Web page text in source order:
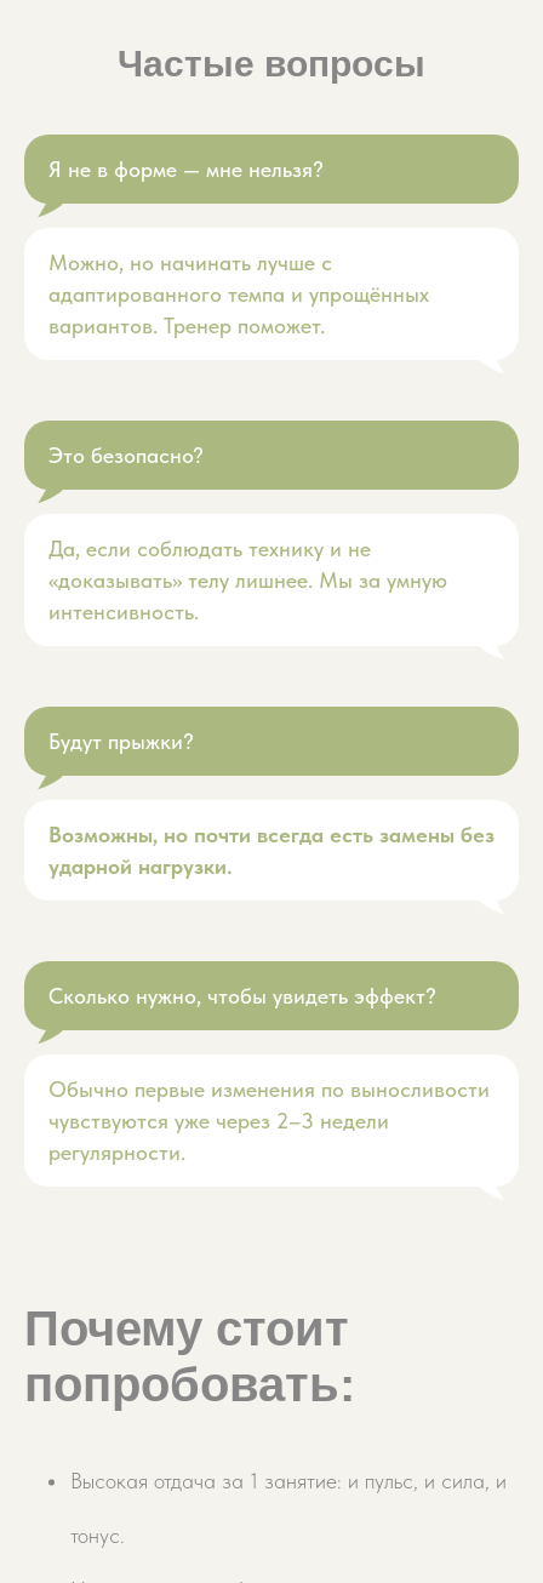
Частые вопросы
Я не в форме — мне нельзя?
Можно, но начинать лучше с
адаптированного темпа и упрощённых
вариантов. Тренер поможет.
Это безопасно?
Да, если соблюдать технику и не
«доказывать» телу лишнее. Мы за умную
интенсивность.
Будут прыжки?
Возможны, но почти всегда есть замены без
ударной нагрузки.
Сколько нужно, чтобы увидеть эффект?
Обычно первые изменения по выносливости
чувствуются уже через 2–3 недели
регулярности.
Почему стоит
попробовать:
Высокая отдача за 1 занятие: и пульс, и сила, и
тонус.
Отзывы
Что говорят наши клиентки
Как записаться: